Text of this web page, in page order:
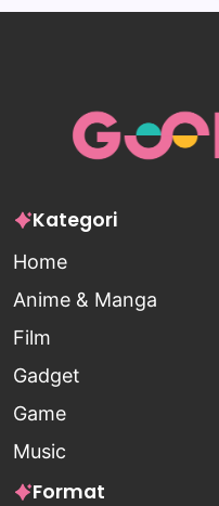
Kategori
Home
Anime & Manga
Film
Gadget
Game
Music
Format